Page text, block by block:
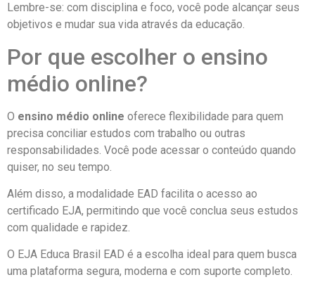
Lembre-se: com disciplina e foco, você pode alcançar seus
objetivos e mudar sua vida através da educação.
Por que escolher o ensino
médio online?
O ensino médio online oferece flexibilidade para quem
precisa conciliar estudos com trabalho ou outras
responsabilidades. Você pode acessar o conteúdo quando
quiser, no seu tempo.
Além disso, a modalidade EAD facilita o acesso ao
certificado EJA, permitindo que você conclua seus estudos
com qualidade e rapidez.
O EJA Educa Brasil EAD é a escolha ideal para quem busca
uma plataforma segura, moderna e com suporte completo.